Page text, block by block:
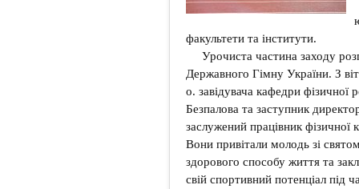
факультети та інститути.
Урочиста частина заходу
Державного Гімну України. З
о. завідувача кафедри фізичної
Безпалова та заступник
заслужений працівник фізичної
Вони привітали молодь зі
здорового способу життя та
свій спортивний потенціал під